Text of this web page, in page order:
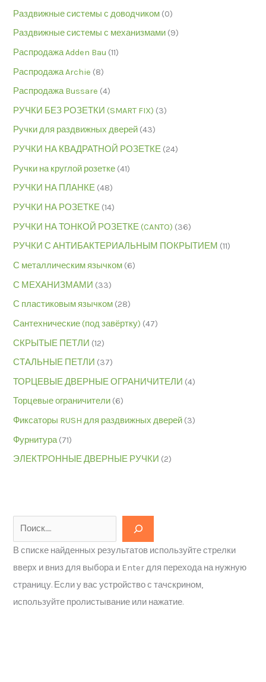
Раздвижные системы с доводчиком (0)
Раздвижные системы с механизмами (9)
Распродажа Adden Bau (11)
Распродажа Archie (8)
Распродажа Bussare (4)
РУЧКИ БЕЗ РОЗЕТКИ (SMART FIX) (3)
Ручки для раздвижных дверей (43)
РУЧКИ НА КВАДРАТНОЙ РОЗЕТКЕ (24)
Ручки на круглой розетке (41)
РУЧКИ НА ПЛАНКЕ (48)
РУЧКИ НА РОЗЕТКЕ (14)
РУЧКИ НА ТОНКОЙ РОЗЕТКЕ (CANTO) (36)
РУЧКИ С АНТИБАКТЕРИАЛЬНЫМ ПОКРЫТИЕМ (11)
С металлическим язычком (6)
С МЕХАНИЗМАМИ (33)
С пластиковым язычком (28)
Сантехнические (под завёртку) (47)
СКРЫТЫЕ ПЕТЛИ (12)
СТАЛЬНЫЕ ПЕТЛИ (37)
ТОРЦЕВЫЕ ДВЕРНЫЕ ОГРАНИЧИТЕЛИ (4)
Торцевые ограничители (6)
Фиксаторы RUSH для раздвижных дверей (3)
Фурнитура (71)
ЭЛЕКТРОННЫЕ ДВЕРНЫЕ РУЧКИ (2)
В списке найденных результатов используйте стрелки
вверх и вниз для выбора и Enter для перехода на нужную
страницу. Если у вас устройство с тачскрином,
используйте пролистывание или нажатие.